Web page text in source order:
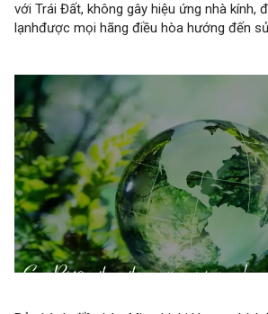
với Trái Đất, không gây hiệu ứng nhà kính,
lạnhđược mọi hãng điều hòa hướng đến